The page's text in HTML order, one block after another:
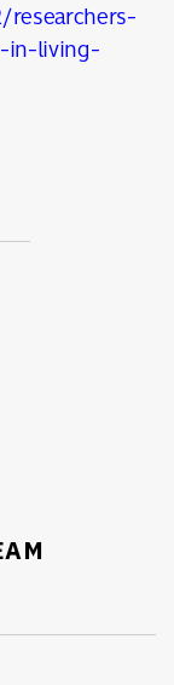
in-living-